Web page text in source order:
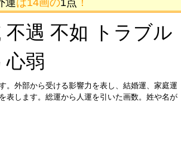
運は14画の1点 ！
不遇 不如 トラブル
心弱
。外部から受ける影響力を表し、結婚運、家庭運
表します。総運から人運を引いた画数。姓や名が